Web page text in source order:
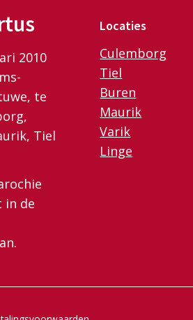
2010
te
Tiel
in de
Locaties
Culemborg
Tiel
Buren
Maurik
Varik
Linge